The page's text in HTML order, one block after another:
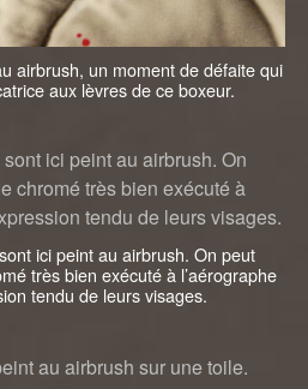
airbrush, un moment de défaite qui
aux lèvres de ce boxeur.
ici peint au airbrush. On peut
très bien exécuté à l’aérographe
tendu de leurs visages.